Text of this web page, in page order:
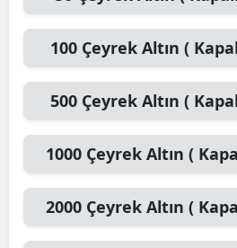
100 Çeyrek Altın (
500 Çeyrek Altın (
1000 Çeyrek Altın (
2000 Çeyrek Altın (